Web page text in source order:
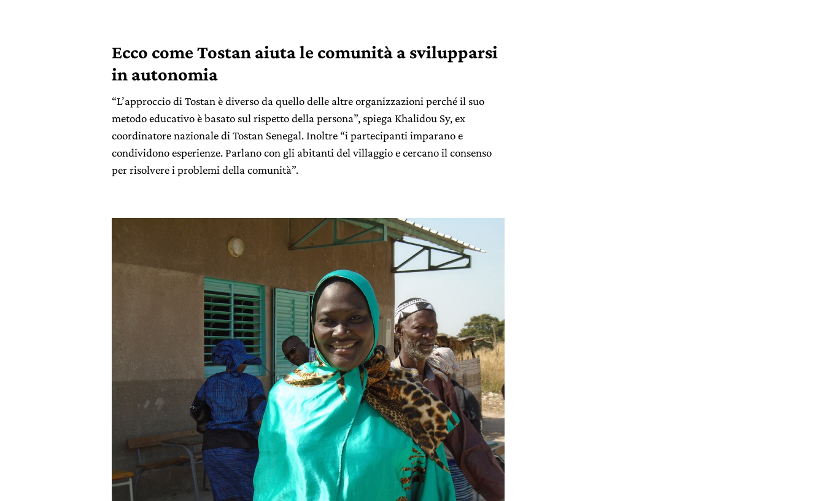
Ecco come Tostan aiuta le comunità a svilupparsi
in autonomia
“L’approccio di Tostan è diverso da quello delle altre organizzazioni perché il suo
metodo educativo è basato sul rispetto della persona”, spiega Khalidou Sy, ex
coordinatore nazionale di Tostan Senegal. Inoltre “i partecipanti imparano e
condividono esperienze. Parlano con gli abitanti del villaggio e cercano il consenso
per risolvere i problemi della comunità”.